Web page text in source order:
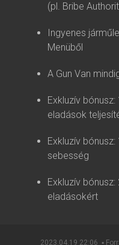
(pl. Bribe
Ingyenes
Menüből
A Gun Van
Exkluzív
eladások
Exkluzív
sebesség
Exkluzív
eladásokért
2023.04.19 22:06 ▪